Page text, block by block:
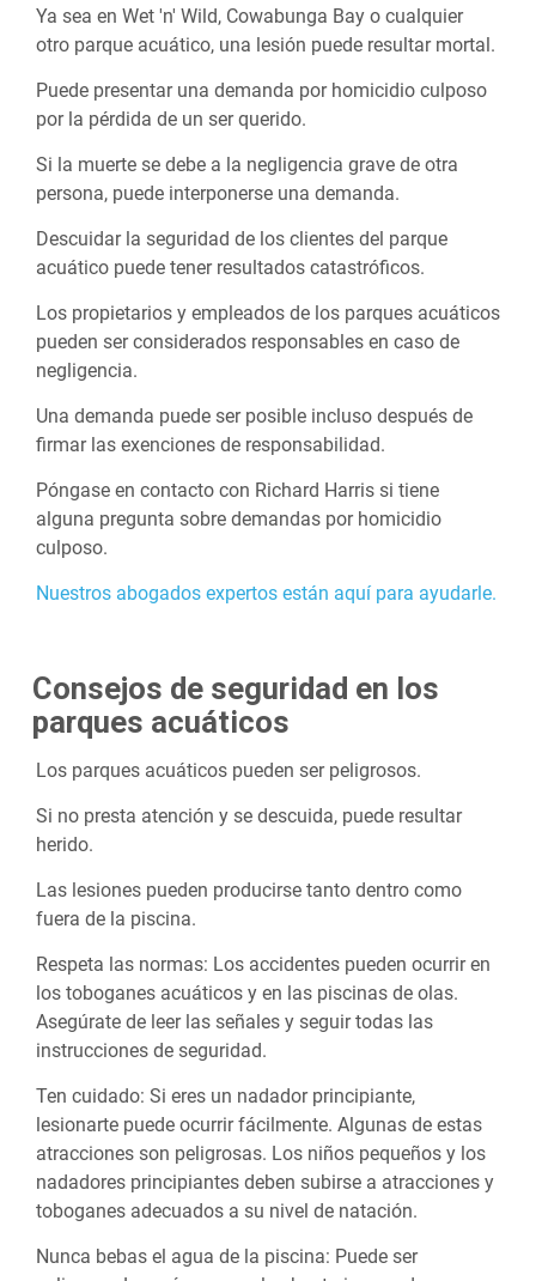
Ya sea en Wet 'n' Wild, Cowabunga Bay o cualquier
otro parque acuático, una lesión puede resultar mortal.
Puede presentar una demanda por homicidio culposo
por la pérdida de un ser querido.
Si la muerte se debe a la negligencia grave de otra
persona, puede interponerse una demanda.
Descuidar la seguridad de los clientes del parque
acuático puede tener resultados catastróficos.
Los propietarios y empleados de los parques acuáticos
pueden ser considerados responsables en caso de
negligencia.
Una demanda puede ser posible incluso después de
firmar las exenciones de responsabilidad.
Póngase en contacto con Richard Harris si tiene
alguna pregunta sobre demandas por homicidio
culposo.
Nuestros abogados expertos están aquí para ayudarle.
Consejos de seguridad en los
parques acuáticos
Los parques acuáticos pueden ser peligrosos.
Si no presta atención y se descuida, puede resultar
herido.
Las lesiones pueden producirse tanto dentro como
fuera de la piscina.
Respeta las normas: Los accidentes pueden ocurrir en
los toboganes acuáticos y en las piscinas de olas.
Asegúrate de leer las señales y seguir todas las
instrucciones de seguridad.
Ten cuidado: Si eres un nadador principiante,
lesionarte puede ocurrir fácilmente. Algunas de estas
atracciones son peligrosas. Los niños pequeños y los
nadadores principiantes deben subirse a atracciones y
toboganes adecuados a su nivel de natación.
Nunca bebas el agua de la piscina: Puede ser